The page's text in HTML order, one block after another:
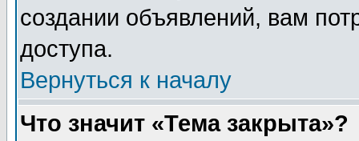
создании объявлений, вам
доступа.
Вернуться к началу
Что значит «Тема закрыта»?